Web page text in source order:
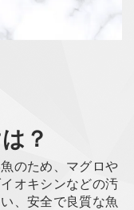
？
のため、マグロや
オキシンなどの汚
、安全で良質な魚